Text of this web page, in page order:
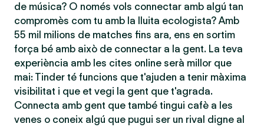
de música? O només vols connectar amb algú tan
compromès com tu amb la lluita ecologista? Amb
55 mil milions de matches fins ara, ens en sortim
força bé amb això de connectar a la gent. La teva
experiència amb les cites online serà millor que
mai: Tinder té funcions que t'ajuden a tenir màxima
visibilitat i que et vegi la gent que t'agrada.
Connecta amb gent que també tingui cafè a les
venes o coneix algú que pugui ser un rival digne al